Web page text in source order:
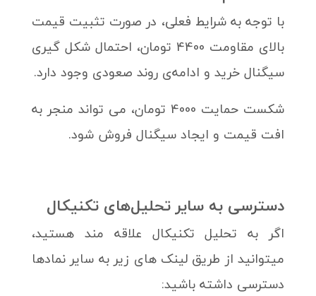
با توجه به شرایط فعلی، در صورت تثبیت قیمت
بالای مقاومت 4400 تومان، احتمال شکل گیری
سیگنال خرید و ادامه‌ی روند صعودی وجود دارد.
شکست حمایت 4000 تومان، می تواند منجر به
افت قیمت و ایجاد سیگنال فروش شود.
دسترسی به سایر تحلیل‌های تکنیکال
اگر به تحلیل تکنیکال علاقه مند هستید،
میتوانید از طریق لینک های زیر به سایر نمادها
دسترسی داشته باشید: